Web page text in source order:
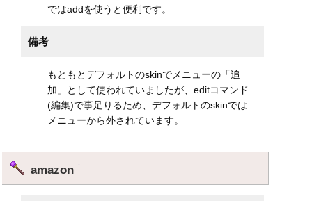
ではaddを使うと便利です。
備考
もともとデフォルトのskinでメニューの「追
加」として使われていましたが、editコマンド
(編集)で事足りるため、デフォルトのskinでは
メニューから外されています。
amazon†